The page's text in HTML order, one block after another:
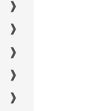
❱
❱
❱
❱
❱